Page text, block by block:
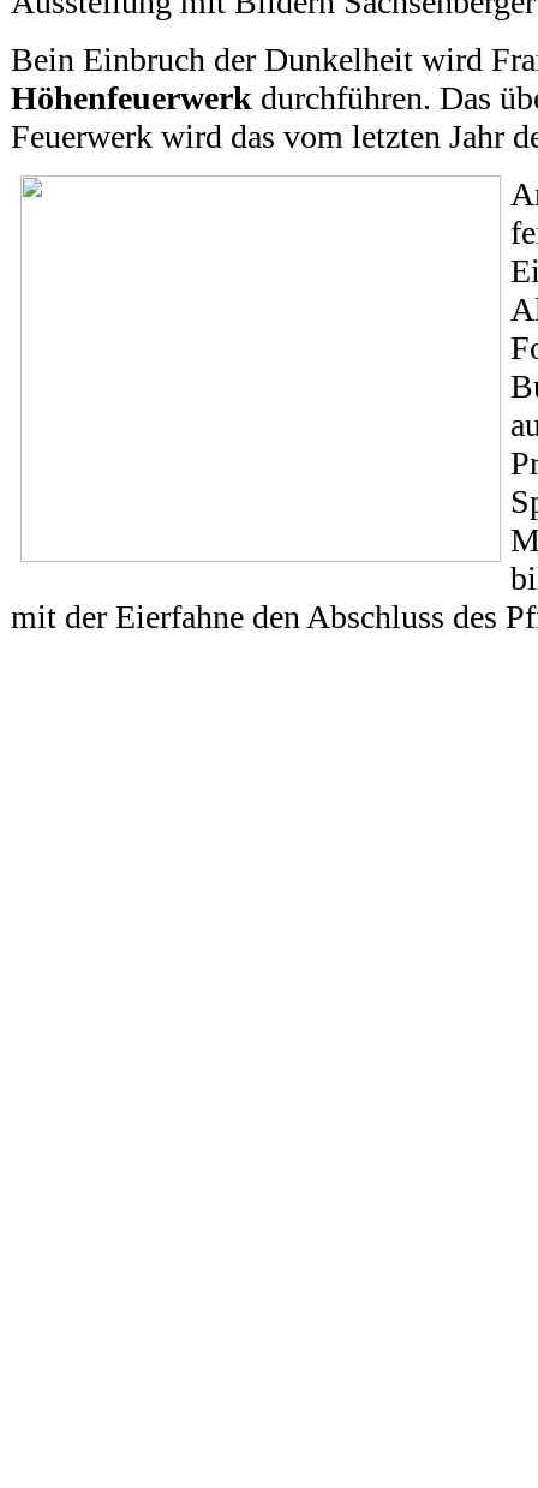
Bein Einbruch der Dunkelheit wird
Höhenfeuerwerk durchführen. Das
Feuerwerk wird das vom letzten Jahr
mit der Eierfahne den Abschluss des